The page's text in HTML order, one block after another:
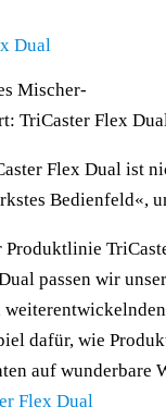
Mischer-
TriCaster Flex
Flex Dual ist
Bedienfeld«,
Produktlinie
passen wir
dafür, wie
auf wunderbare